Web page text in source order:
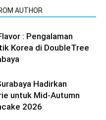
AUTHOR
: Pengalaman
Korea di DoubleTree
Hadirkan
untuk Mid-Autumn
2026